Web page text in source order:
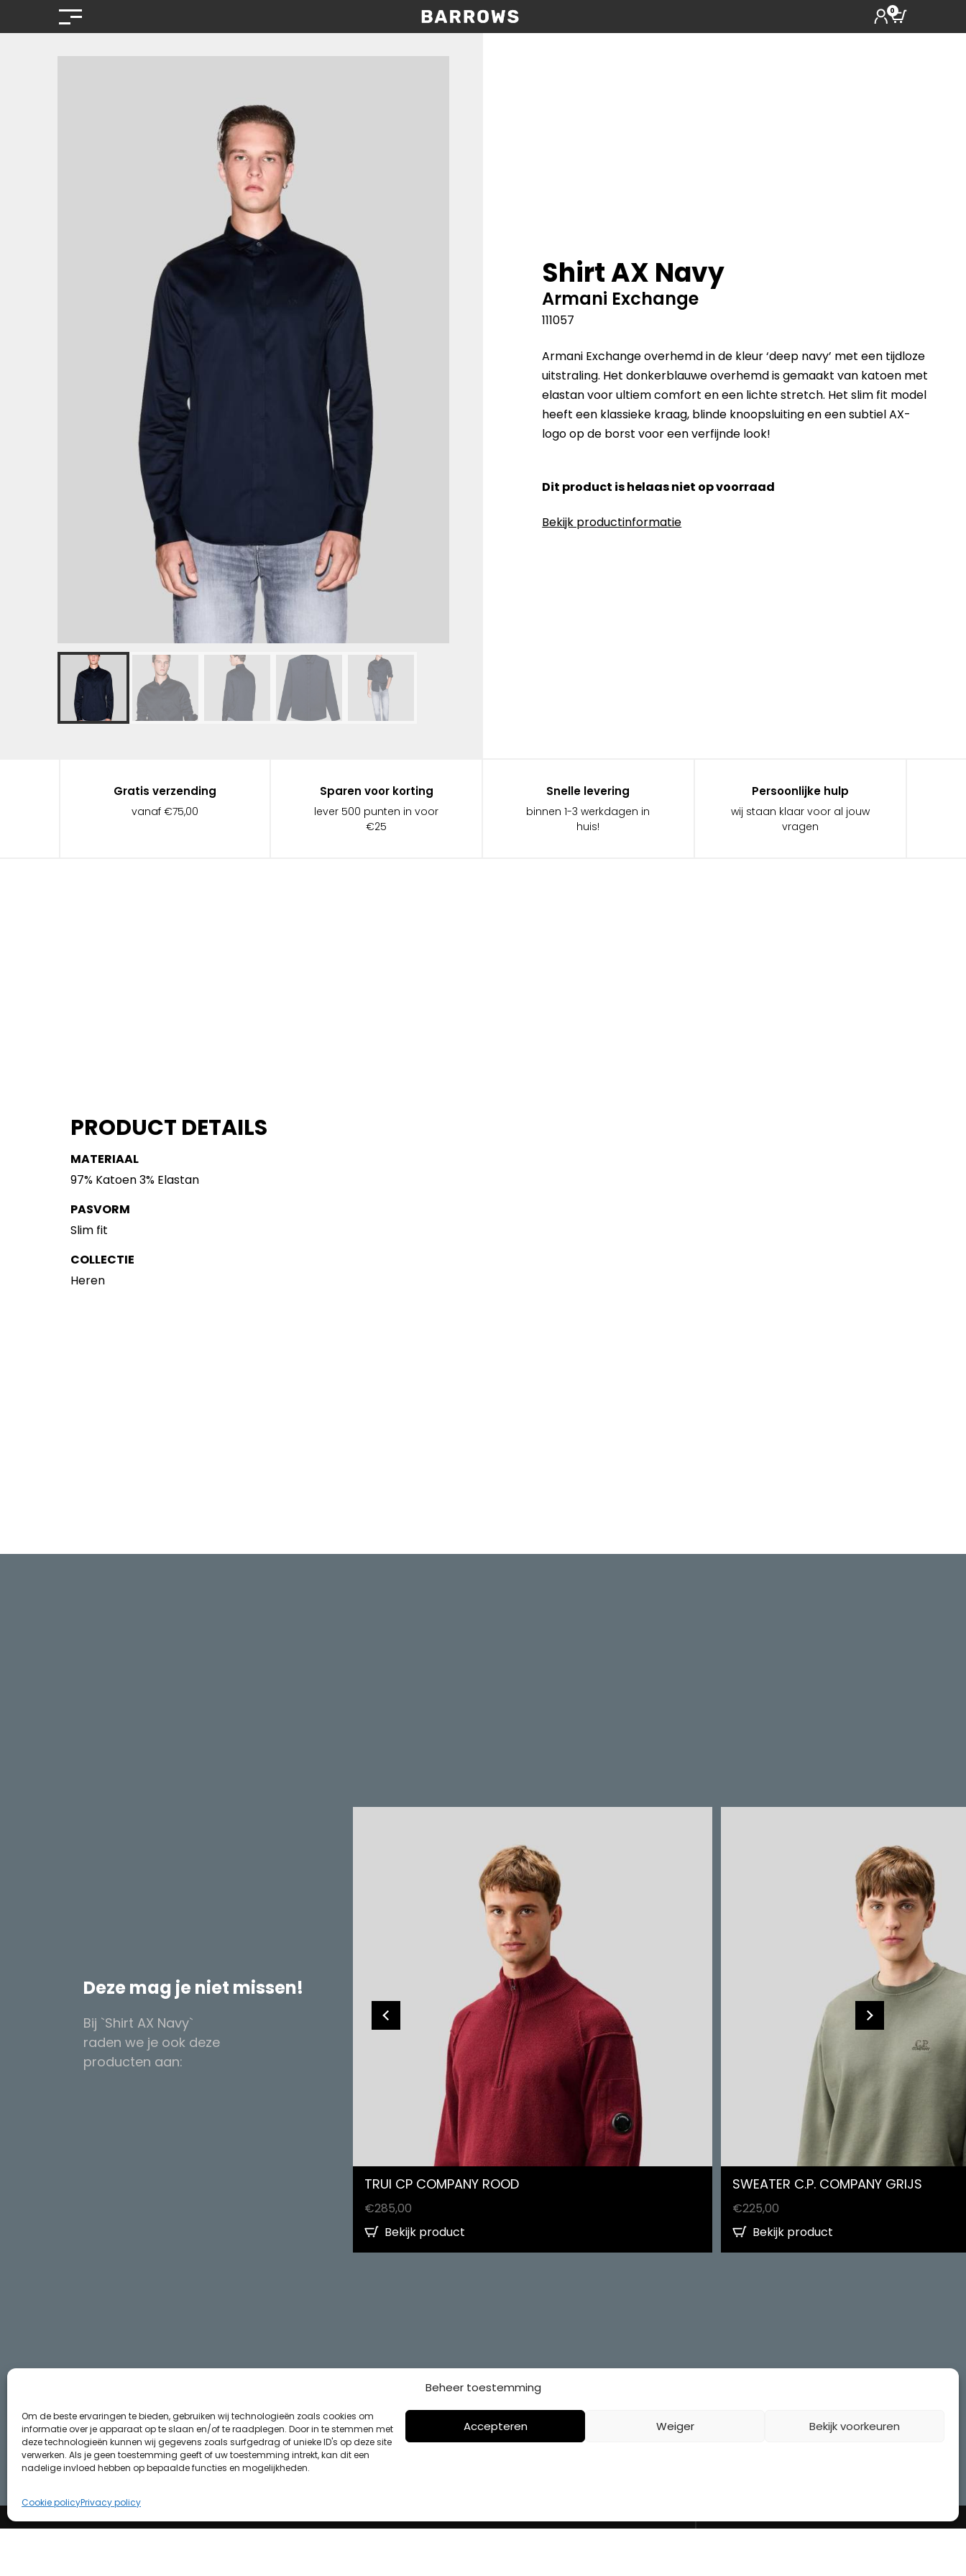
Beheer toestemming
Om de beste ervaringen te bieden, gebruiken wij technologieën zoals cookies om
informatie over je apparaat op te slaan en/of te raadplegen. Door in te stemmen met
deze technologieën kunnen wij gegevens zoals surfgedrag of unieke ID's op deze site
verwerken. Als je geen toestemming geeft of uw toestemming intrekt, kan dit een
nadelige invloed hebben op bepaalde functies en mogelijkheden.
Accepteren Weiger Bekijk voorkeuren
Cookie policyPrivacy policy
0
Shirt AX Navy
Armani Exchange
111057
Armani Exchange overhemd in de kleur ‘deep navy’ met een tijdloze
uitstraling. Het donkerblauwe overhemd is gemaakt van katoen met
elastan voor ultiem comfort en een lichte stretch. Het slim fit model
heeft een klassieke kraag, blinde knoopsluiting en een subtiel AX-
logo op de borst voor een verfijnde look!
Dit product is helaas niet op voorraad
Bekijk productinformatie
Gratis verzending
vanaf €75,00
Sparen voor korting
lever 500 punten in voor
€25
Snelle levering
binnen 1-3 werkdagen in
huis!
Persoonlijke hulp
wij staan klaar voor al jouw
vragen
PRODUCT DETAILS
MATERIAAL
97% Katoen 3% Elastan
PASVORM
Slim fit
COLLECTIE
Heren
Deze mag je niet missen!
Bij `Shirt AX Navy`
raden we je ook deze
producten aan:
TRUI CP COMPANY ROOD
€285,00
Bekijk product
SWEATER C.P. COMPANY GRIJS
€225,00
Bekijk product